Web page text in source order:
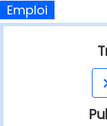
Emploi